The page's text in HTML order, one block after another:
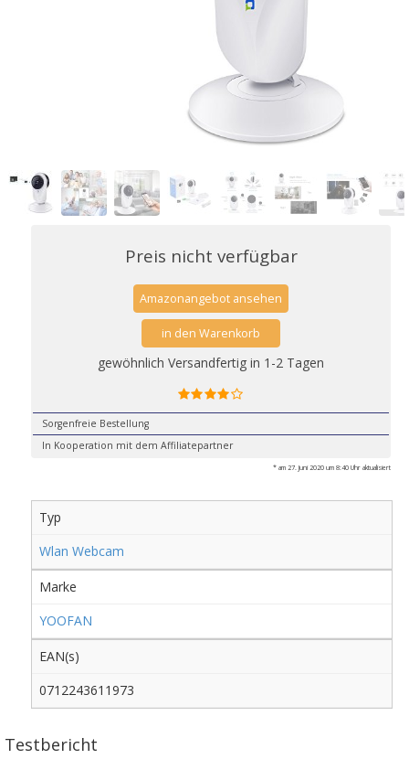
Preis nicht verfügbar
Amazonangebot ansehen
in den Warenkorb
gewöhnlich Versandfertig in 1-2 Tagen
Sorgenfreie Bestellung
In Kooperation mit dem Affiliatepartner
* am 27. Juni 2020 um 8:40 Uhr aktualisiert
Typ
Wlan Webcam
Marke
YOOFAN
EAN(s)
0712243611973
Testbericht